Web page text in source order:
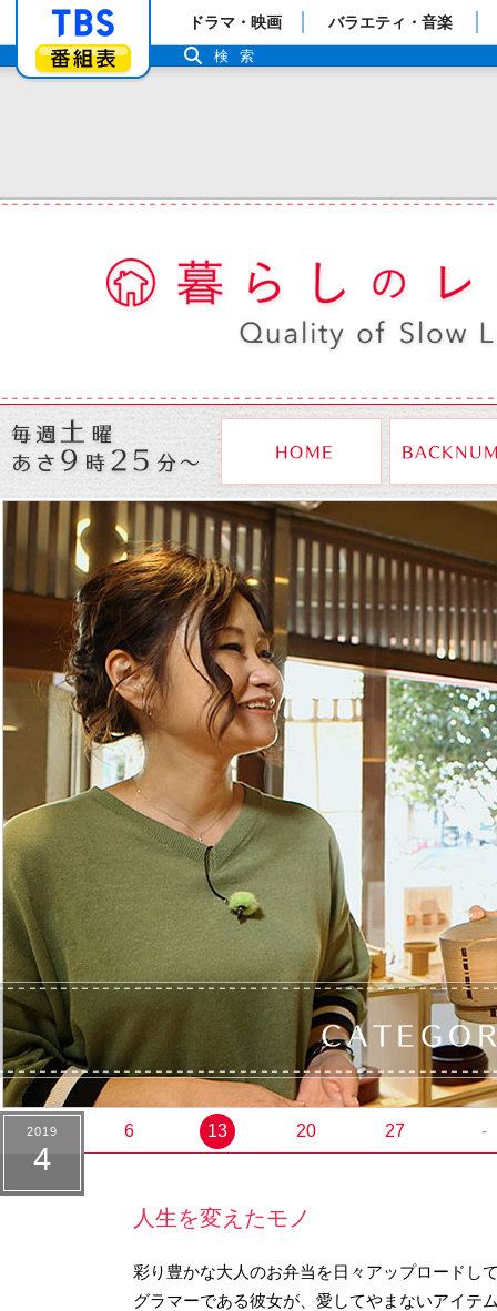
「TBSテレビ」トップページ
番組表
ドラマ・映画 バラエティ・音楽
検索
2019
4
6 13 20 27 -
人生を変えたモノ
彩り豊かな大人のお弁当を日々アップロードし
グラマーである彼女が、愛してやまないアイテ